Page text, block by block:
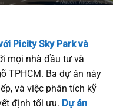
Picity Sky Park và
mọi nhà đầu tư và
TPHCM. Ba dự án này
và việc phân tích kỹ
định tối ưu. Dự án